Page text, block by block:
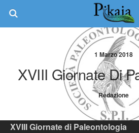
1 Marzo 2018
XVIII Giornate Di
Redazione
XVIII Giornate di Paleontologia